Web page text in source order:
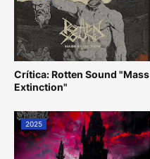
Crítica: Rotten Sound "Mass
Extinction"
2025